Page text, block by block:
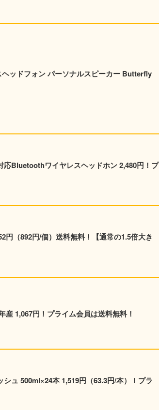
ッドフォン パーソナルスピーカー Butterfly
応Bluetoothワイヤレスヘッドホン 2,480円！プ
（892円/個）送料無料！【通常の1.5倍大き
1,067円！プライム会員は送料無料！
ュ 500ml×24本 1,519円（63.3円/本）！プラ